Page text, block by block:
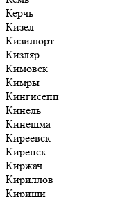
Керчь
Кизел
Кизилюрт
Кизляр
Кимовск
Кимры
Кингисепп
Кинель
Кинешма
Киреевск
Киренск
Киржач
Кириллов
Кириши